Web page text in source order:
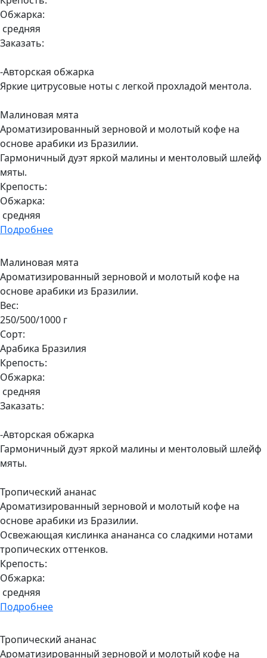
Обжарка:
средняя
Заказать:
-Авторская обжарка
Яркие цитрусовые ноты с легкой прохладой ментола.
Малиновая мята
Ароматизированный зерновой и молотый кофе на
основе арабики из Бразилии.
Гармоничный дуэт яркой малины и ментоловый шлейф
мяты.
Крепость:
Обжарка:
средняя
Подробнее
Малиновая мята
Ароматизированный зерновой и молотый кофе на
основе арабики из Бразилии.
Вес:
250/500/1000 г
Сорт:
Арабика Бразилия
Крепость:
Обжарка:
средняя
Заказать:
-Авторская обжарка
Гармоничный дуэт яркой малины и ментоловый шлейф
мяты.
Тропический ананас
Ароматизированный зерновой и молотый кофе на
основе арабики из Бразилии.
Освежающая кислинка анананса со сладкими нотами
тропических оттенков.
Крепость:
Обжарка:
средняя
Подробнее
Тропический ананас
Ароматизированный зерновой и молотый кофе на